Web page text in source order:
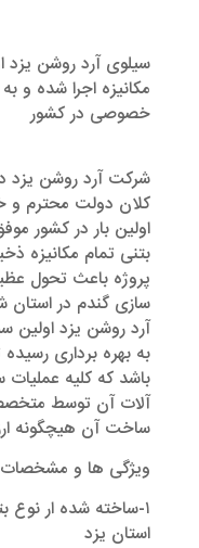
سیلوی آرد روشن یزد
مکانیزه اجرا شده و
خصوصی در کشور
شرکت آرد روشن یزد
کلان دولت محترم و
بتنی تمام مکانیزه
پروژه باعث تحول
سازی گندم در
آرد روشن یزد اولین
به بهره برداری
باشد که کلیه
آلات آن توسط
ساخت آن هیچگونه
ویژگی ها و مشخصات
۱-ساخته شده ار نوع
استان یزد